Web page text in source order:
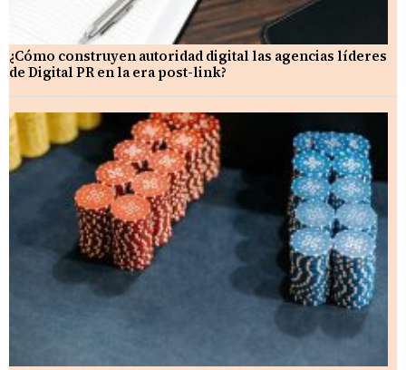
¿Cómo construyen autoridad digital las agencias líderes
de Digital PR en la era post-link?